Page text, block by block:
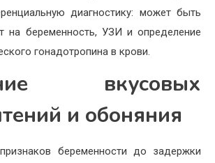
диагностику: может быть
на беременность, УЗИ и определение
гонадотропина в крови.
вкусовых
и обоняния
беременности до задержки